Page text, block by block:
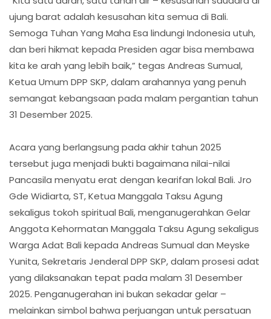
ujung barat adalah kesusahan kita semua di Bali.
Semoga Tuhan Yang Maha Esa lindungi Indonesia utuh,
dan beri hikmat kepada Presiden agar bisa membawa
kita ke arah yang lebih baik,” tegas Andreas Sumual,
Ketua Umum DPP SKP, dalam arahannya yang penuh
semangat kebangsaan pada malam pergantian tahun
31 Desember 2025.
Acara yang berlangsung pada akhir tahun 2025
tersebut juga menjadi bukti bagaimana nilai-nilai
Pancasila menyatu erat dengan kearifan lokal Bali. Jro
Gde Widiarta, ST, Ketua Manggala Taksu Agung
sekaligus tokoh spiritual Bali, menganugerahkan Gelar
Anggota Kehormatan Manggala Taksu Agung sekaligus
Warga Adat Bali kepada Andreas Sumual dan Meyske
Yunita, Sekretaris Jenderal DPP SKP, dalam prosesi adat
yang dilaksanakan tepat pada malam 31 Desember
2025. Penganugerahan ini bukan sekadar gelar –
melainkan simbol bahwa perjuangan untuk persatuan